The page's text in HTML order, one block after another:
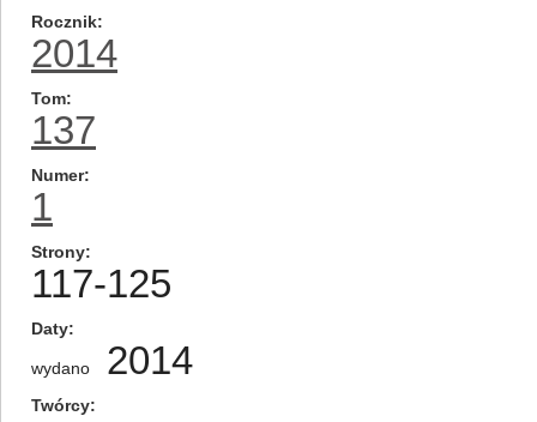
Rocznik
2014
Tom
137
Numer
1
Strony
117-125
Daty
wydano 2014
Twórcy